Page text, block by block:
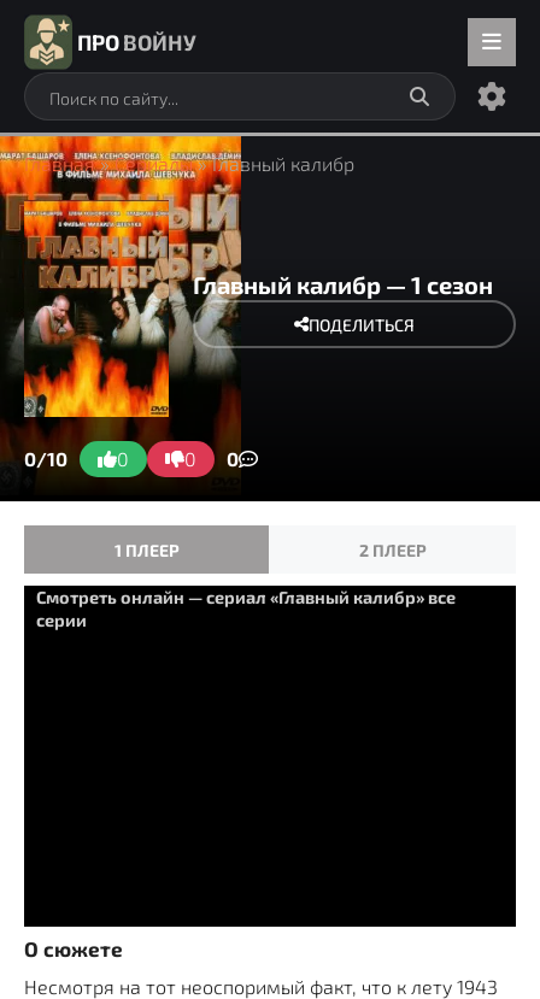
ПРОВОЙНУ
Главная»Сериалы» Главный калибр
Главный калибр — 1 сезон
ПОДЕЛИТЬСЯ
0/10 0 0 0
1 ПЛЕЕР 2 ПЛЕЕР
Смотреть онлайн — сериал «Главный калибр» все
серии
О сюжете
Несмотря на тот неоспоримый факт, что к лету 1943